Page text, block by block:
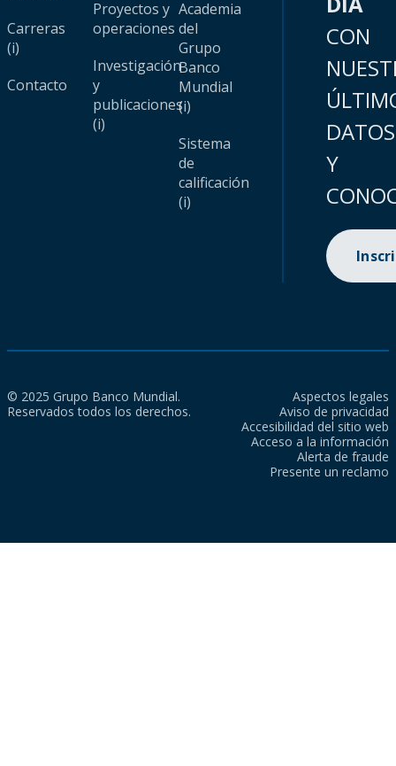
Carreras
(i)
Contacto
Proyectos y
operaciones
Investigación
y
publicaciones
(i)
Academia
del
Grupo
Banco
Mundial
(i)
Sistema
de
calificación
(i)
CON
DATOS
Y
© 2025 Grupo Banco Mundial.
Reservados todos los derechos.
Aspectos legales
Aviso de privacidad
Accesibilidad del sitio web
Acceso a la información
Alerta de fraude
Presente un reclamo